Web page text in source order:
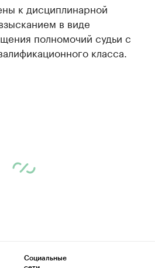
к дисциплинарной
в виде
полномочий судьи с
класса.
Социальные